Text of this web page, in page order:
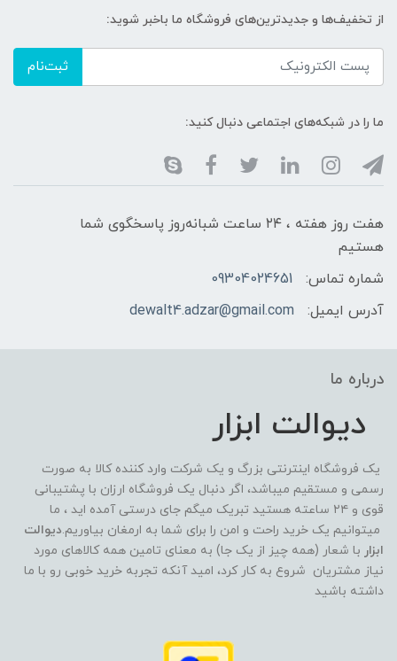
از تخفیف‌ها و جدیدترین‌های فروشگاه ما باخبر شوید:
ثبت‌نام
ما را در شبکه‌های اجتماعی دنبال کنید:
هفت روز هفته ، ۲۴ ساعت شبانه‌روز پاسخگوی شما
هستیم
شماره تماس:
09304024651
آدرس ایمیل:
dewalt4.adzar@gmail.com
درباره ما
دیوالت ابزار
یک فروشگاه اینترنتی بزرگ و یک شرکت وارد کننده کالا به صورت
رسمی و مستقیم میباشد، اگر دنبال یک فروشگاه ارزان با پشتیبانی
قوی و ۲۴ ساعته هستید تبریک میگم جای درستی آمده اید ، ما
میتوانیم یک خرید راحت و امن را برای شما به ارمغان بیاوریم.دیوالت
ابزار با شعار (همه چیز از یک جا) به معنای تامین همه کالاهای مورد
نیاز مشتریان شروع به کار کرد، امید آنکه تجربه خرید خوبی رو با ما
داشته باشید